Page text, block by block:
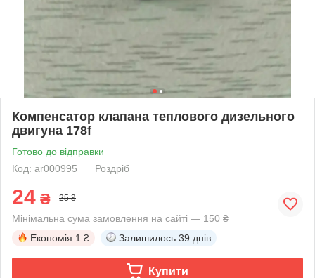
Компенсатор клапана теплового дизельного
двигуна 178f
Готово до відправки
Код: ar000995
Роздріб
24 ₴ 25 ₴
Мінімальна сума замовлення на сайті — 150 ₴
Економія 1 ₴ Залишилось 39 днів
Купити